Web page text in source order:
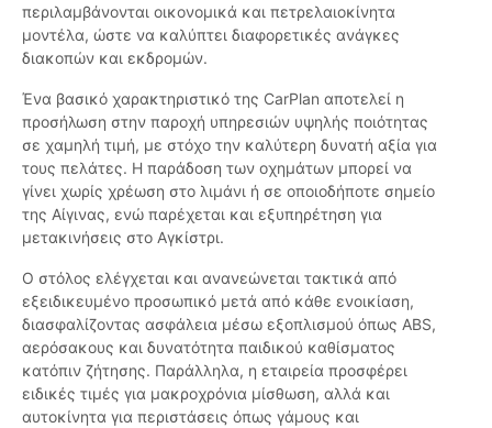
περιλαμβάνονται οικονομικά και πετρελαιοκίνητα
μοντέλα, ώστε να καλύπτει διαφορετικές ανάγκες
διακοπών και εκδρομών.
Ένα βασικό χαρακτηριστικό της CarPlan αποτελεί η
προσήλωση στην παροχή υπηρεσιών υψηλής ποιότητας
σε χαμηλή τιμή, με στόχο την καλύτερη δυνατή αξία για
τους πελάτες. Η παράδοση των οχημάτων μπορεί να
γίνει χωρίς χρέωση στο λιμάνι ή σε οποιοδήποτε σημείο
της Αίγινας, ενώ παρέχεται και εξυπηρέτηση για
μετακινήσεις στο Αγκίστρι.
Ο στόλος ελέγχεται και ανανεώνεται τακτικά από
εξειδικευμένο προσωπικό μετά από κάθε ενοικίαση,
διασφαλίζοντας ασφάλεια μέσω εξοπλισμού όπως ABS,
αερόσακους και δυνατότητα παιδικού καθίσματος
κατόπιν ζήτησης. Παράλληλα, η εταιρεία προσφέρει
ειδικές τιμές για μακροχρόνια μίσθωση, αλλά και
αυτοκίνητα για περιστάσεις όπως γάμους και